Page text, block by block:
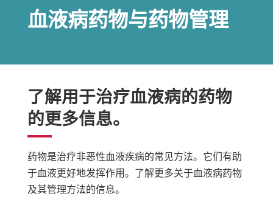
血液病药物与药物管理
了解用于治疗血液病的药物
的更多信息。
药物是治疗非恶性血液疾病的常见方法。它们有助
于血液更好地发挥作用。了解更多关于血液病药物
及其管理方法的信息。